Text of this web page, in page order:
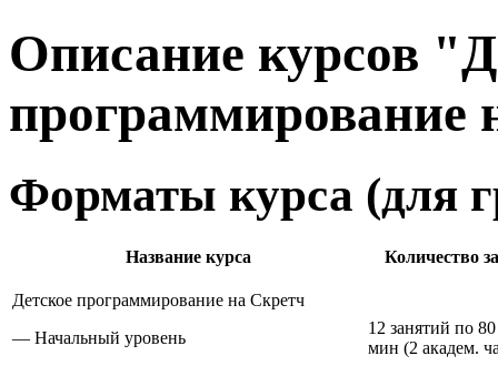
Описание курсов
программирование
Форматы курса (для
Название курса Количество
Детское программирование на Скретч
— Начальный уровень
12 занятий по 80
мин (2 академ.